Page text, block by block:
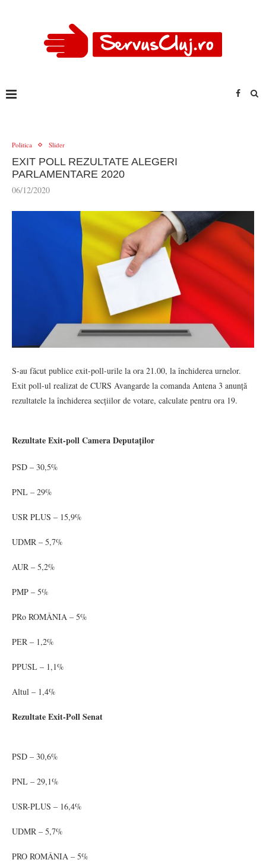
Politica Slider
EXIT POLL REZULTATE ALEGERI
PARLAMENTARE 2020
06/12/2020
S-au făcut publice exit-poll-urile la ora 21.00, la închiderea urnelor.
Exit poll-ul realizat de CURS Avangarde la comanda Antena 3 anunță
rezultatele la închiderea secțiilor de votare, calculate pentru ora 19.
Rezultate Exit-poll Camera Deputaților
PSD – 30,5%
PNL – 29%
USR PLUS – 15,9%
UDMR – 5,7%
AUR – 5,2%
PMP – 5%
PRo ROMÂNIA – 5%
PER – 1,2%
PPUSL – 1,1%
Altul – 1,4%
Rezultate Exit-Poll Senat
PSD – 30,6%
PNL – 29,1%
USR-PLUS – 16,4%
UDMR – 5,7%
PRO ROMÂNIA – 5%